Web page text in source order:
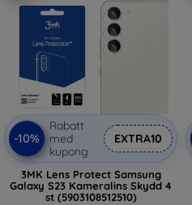
-10%
Rabatt
med
kupong
EXTRA10
3MK Lens Protect Samsung
Galaxy S23 Kameralins Skydd 4
st (5903108512510)